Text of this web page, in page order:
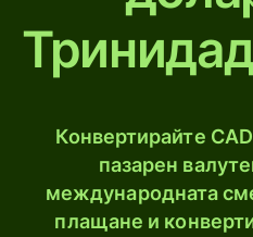
Конвертирайте
пазарен
международната
плащане и